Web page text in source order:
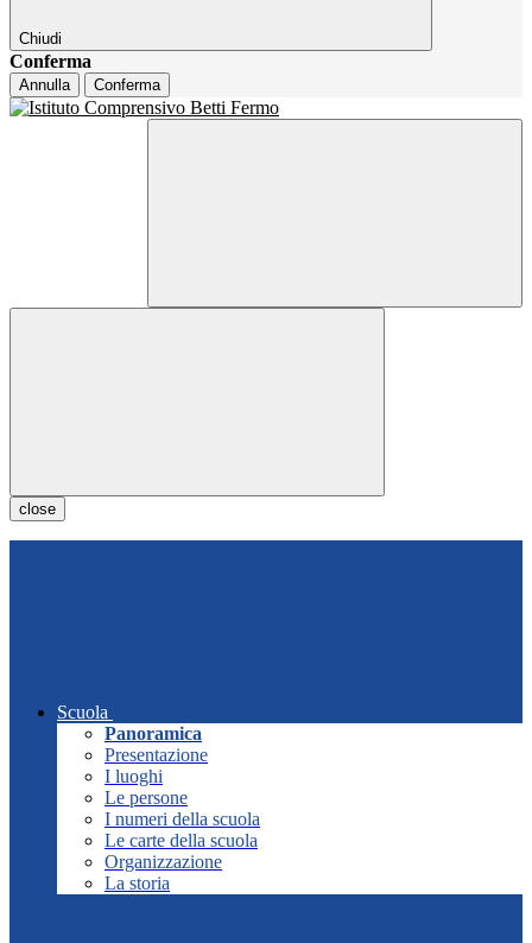
Chiudi
Conferma
Annulla Conferma
close
Scuola
Panoramica
Presentazione
I luoghi
Le persone
I numeri della scuola
Le carte della scuola
Organizzazione
La storia